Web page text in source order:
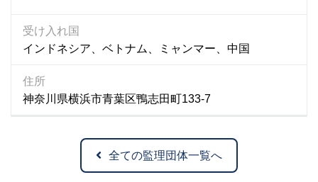
受け入れ国
インドネシア、ベトナム、ミャンマー、中国
住所
神奈川県横浜市青葉区鴨志田町133-7
全ての監理団体一覧へ